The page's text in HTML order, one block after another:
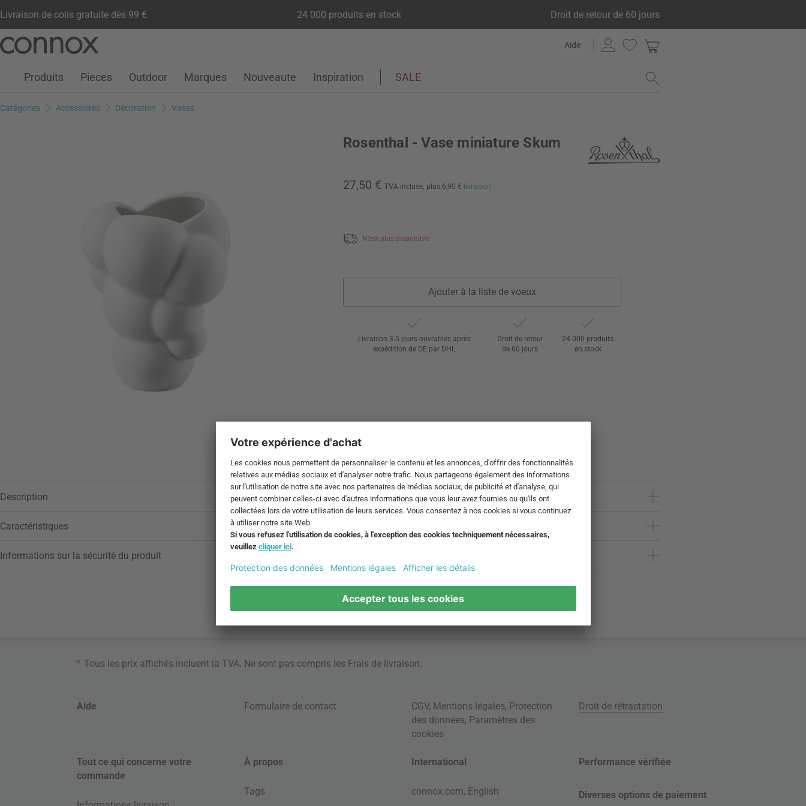
Livraison de colis gratuite dès 99 € 24 000 produits en stock Droit de retour de 60 jours
contenu
Aide
Compte clientListe de souhaits
Warenkorb
Produits Pieces Outdoor Marques Nouveaute Inspiration SALE
Catégories Accessoires Décoration Vases
Rosenthal - Vase miniature Skum
27,50 € TVA incluse, plus 6,90 € livraison
N’est plus disponible
Ajouter à la liste de voeux
Livraison 3-5 jours ouvrables après
expédition de DE par DHL
Droit de retour
de 60 jours
24 000 produits
en stock
Description
Caractéristiques
Informations sur la sécurité du produit
* Tous les prix affichés incluent la TVA. Ne sont pas compris les Frais de livraison.
Aide Formulaire de contact CGV, Mentions légales, Protection
des données, Paramètres des
cookies
Droit de rétractation
Tout ce qui concerne votre
commande
À propos
Tags
International
connox.com, English
Performance vérifiée
Diverses options de paiement